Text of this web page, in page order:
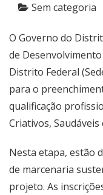
Sem categoria
O Governo do
de
Distrito Federal
para o
qualificação
Criativos, Saudáveis
Nesta etapa, estão
de marcenaria
projeto. As